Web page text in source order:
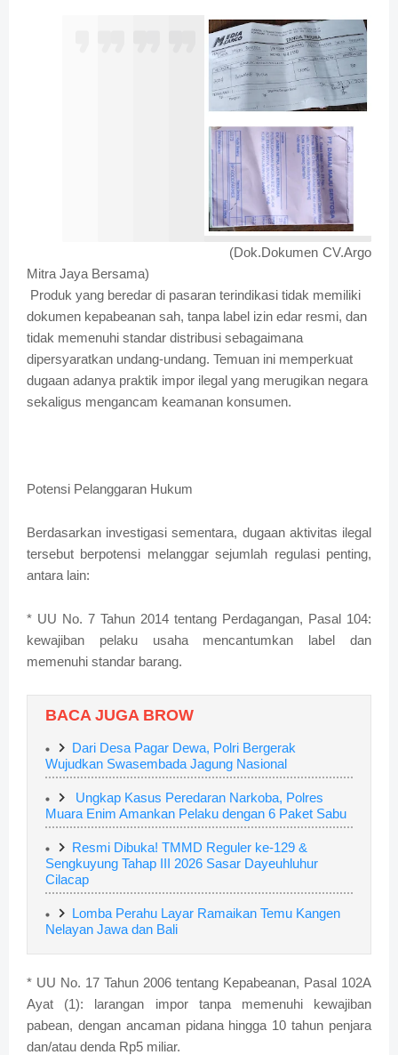
(Dok.Dokumen CV.Argo
Mitra Jaya Bersama)
Produk yang beredar di pasaran terindikasi tidak memiliki
dokumen kepabeanan sah, tanpa label izin edar resmi, dan
tidak memenuhi standar distribusi sebagaimana
dipersyaratkan undang-undang. Temuan ini memperkuat
dugaan adanya praktik impor ilegal yang merugikan negara
sekaligus mengancam keamanan konsumen.
Potensi Pelanggaran Hukum
Berdasarkan investigasi sementara, dugaan aktivitas ilegal
tersebut berpotensi melanggar sejumlah regulasi penting,
antara lain:
* UU No. 7 Tahun 2014 tentang Perdagangan, Pasal 104:
kewajiban pelaku usaha mencantumkan label dan
memenuhi standar barang.
BACA JUGA BROW
Dari Desa Pagar Dewa, Polri Bergerak
Wujudkan Swasembada Jagung Nasional
Ungkap Kasus Peredaran Narkoba, Polres
Muara Enim Amankan Pelaku dengan 6 Paket Sabu
Resmi Dibuka! TMMD Reguler ke-129 &
Sengkuyung Tahap III 2026 Sasar Dayeuhluhur
Cilacap
Lomba Perahu Layar Ramaikan Temu Kangen
Nelayan Jawa dan Bali
* UU No. 17 Tahun 2006 tentang Kepabeanan, Pasal 102A
Ayat (1): larangan impor tanpa memenuhi kewajiban
pabean, dengan ancaman pidana hingga 10 tahun penjara
dan/atau denda Rp5 miliar.